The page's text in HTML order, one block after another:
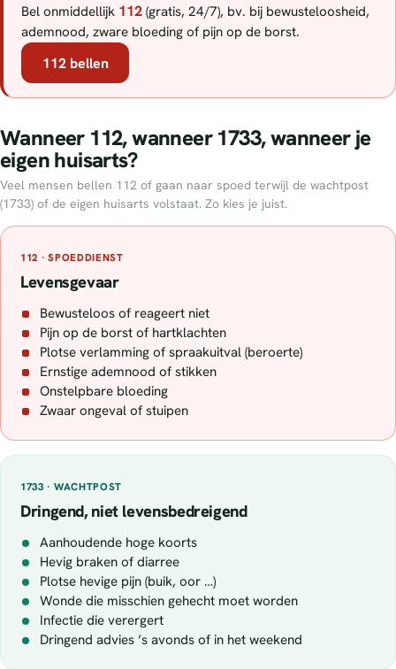
Bel onmiddellijk 112 (gratis, 24/7), bv. bij bewusteloosheid,
ademnood, zware bloeding of pijn op de borst.
112 bellen
Wanneer 112, wanneer 1733, wanneer je
eigen huisarts?
Veel mensen bellen 112 of gaan naar spoed terwijl de wachtpost
(1733) of de eigen huisarts volstaat. Zo kies je juist.
112 · SPOEDDIENST
Levensgevaar
Bewusteloos of reageert niet
Pijn op de borst of hartklachten
Plotse verlamming of spraakuitval (beroerte)
Ernstige ademnood of stikken
Onstelpbare bloeding
Zwaar ongeval of stuipen
1733 · WACHTPOST
Dringend, niet levensbedreigend
Aanhoudende hoge koorts
Hevig braken of diarree
Plotse hevige pijn (buik, oor …)
Wonde die misschien gehecht moet worden
Infectie die verergert
Dringend advies ’s avonds of in het weekend